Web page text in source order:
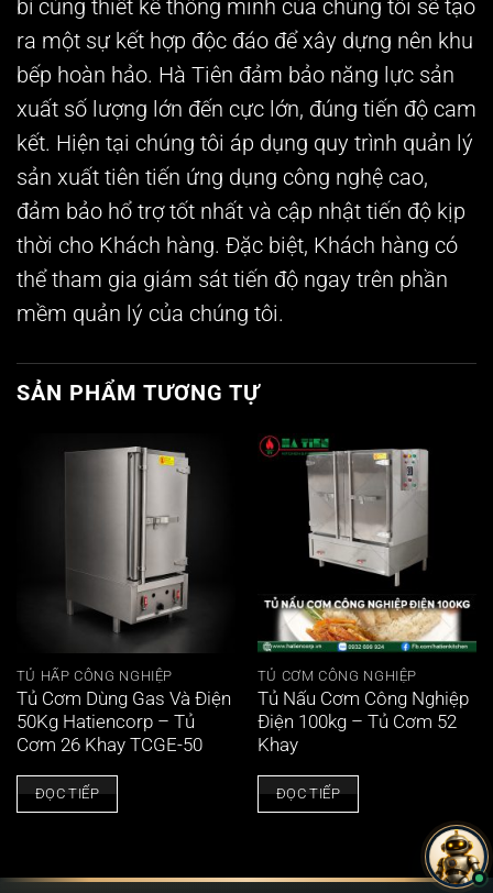
bỉ cùng thiết kế thông minh của chúng tôi sẽ tạo
ra một sự kết hợp độc đáo để xây dựng nên khu
bếp hoàn hảo. Hà Tiên đảm bảo năng lực sản
xuất số lượng lớn đến cực lớn, đúng tiến độ cam
kết. Hiện tại chúng tôi áp dụng quy trình quản lý
sản xuất tiên tiến ứng dụng công nghệ cao,
đảm bảo hổ trợ tốt nhất và cập nhật tiến độ kịp
thời cho Khách hàng. Đặc biệt, Khách hàng có
thể tham gia giám sát tiến độ ngay trên phần
mềm quản lý của chúng tôi.
SẢN PHẨM TƯƠNG TỰ
TỦ HẤP CÔNG NGHIỆP
Tủ Cơm Dùng Gas Và Điện
50Kg Hatiencorp – Tủ
Cơm 26 Khay TCGE-50
ĐỌC TIẾP
TỦ CƠM CÔNG NGHIỆP
Tủ Nấu Cơm Công Nghiệp
Điện 100kg – Tủ Cơm 52
Khay
ĐỌC TIẾP